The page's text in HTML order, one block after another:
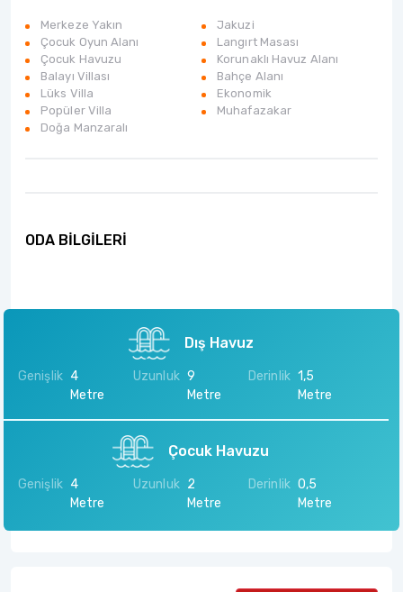
Merkeze Yakın
Jakuzi
Çocuk Oyun Alanı
Langırt Masası
Çocuk Havuzu
Korunaklı Havuz Alanı
Balayı Villası
Bahçe Alanı
Lüks Villa
Ekonomik
Popüler Villa
Muhafazakar
Doğa Manzaralı
ODA BİLGİLERİ
Dış Havuz
Genişlik 4
Metre
Uzunluk 9
Metre
Derinlik 1,5
Metre
Çocuk Havuzu
Genişlik 4
Metre
Uzunluk 2
Metre
Derinlik 0,5
Metre